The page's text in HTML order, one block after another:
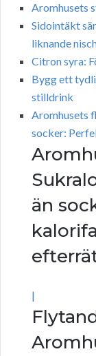
Aromhusets
Sidointäkt
liknande
Citron syra:
Bygg ett
stilldrink
Aromhusets
socker:
än
|